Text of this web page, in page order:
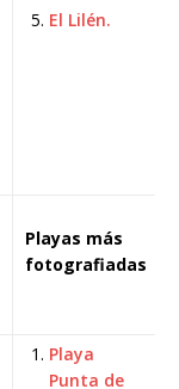
El Lilén.
️Playas más
fotografiadas
Playa
Punta de